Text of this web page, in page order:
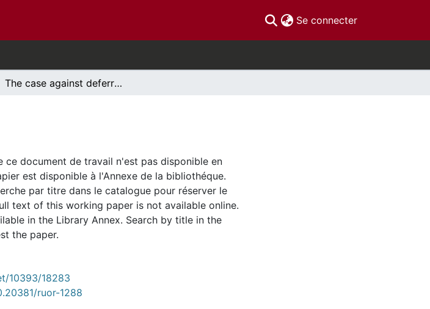
Se connecter(current)
The case against deferred taxes
ce document de travail n'est pas disponible en
est disponible à l'Annexe de la bibliothéque.
par titre dans le catalogue pour réserver le
text of this working paper is not available online.
in the Library Annex. Search by title in the
the paper.
10393/18283
ruor-1288